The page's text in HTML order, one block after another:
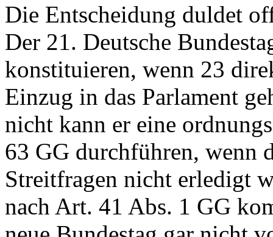
Die Entscheidung duldet
Der 21. Deutsche
konstituieren, wenn 23
Einzug in das Parlament
nicht kann er eine
63 GG durchführen, wenn
Streitfragen nicht erledigt
nach Art. 41 Abs. 1 GG